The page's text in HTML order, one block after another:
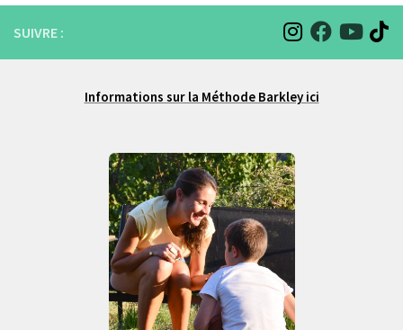
SUIVRE :
Informations sur la Méthode Barkley ici